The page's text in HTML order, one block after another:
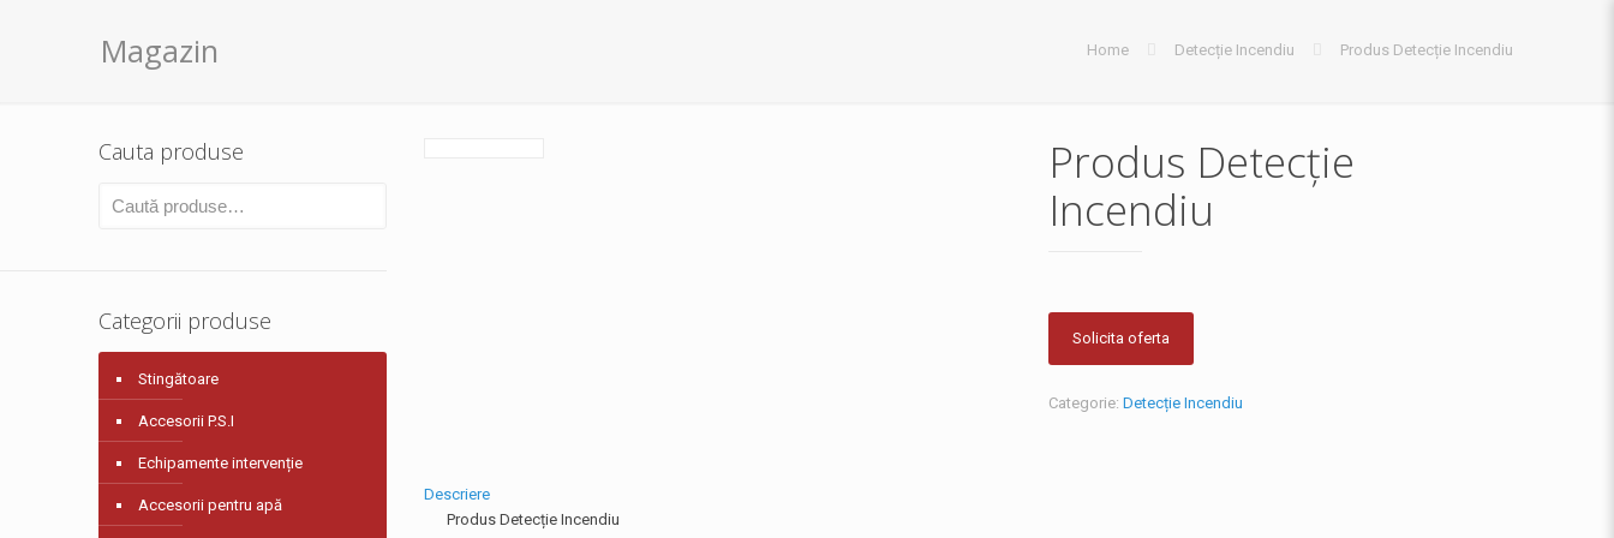
Magazin Home Detecție Incendiu Produs Detecție Incendiu
Produs Detecție
Incendiu
Solicita oferta
Categorie: Detecție Incendiu
Descriere
Produs Detecție Incendiu
Cauta produse
Categorii produse
Stingătoare
Accesorii P.S.I
Echipamente intervenție
Accesorii pentru apă